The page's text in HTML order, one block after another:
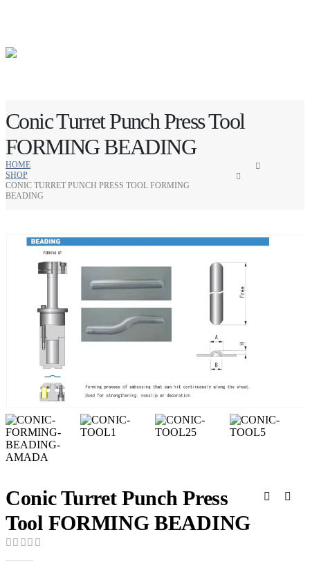
Conic Turret Punch Press Tool
FORMING BEADING
HOME
SHOP
CONIC TURRET PUNCH PRESS TOOL FORMING
BEADING
Conic Turret Punch Press
Tool FORMING BEADING
0out of 5